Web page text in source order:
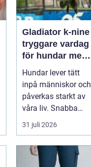
Gladiator k-nine
tryggare vardag
för hundar med
stress och oro
Hundar lever tätt
inpå människor och
påverkas starkt av
våra liv. Snabba
förändringar, höga
ljud, en...
31 juli 2026